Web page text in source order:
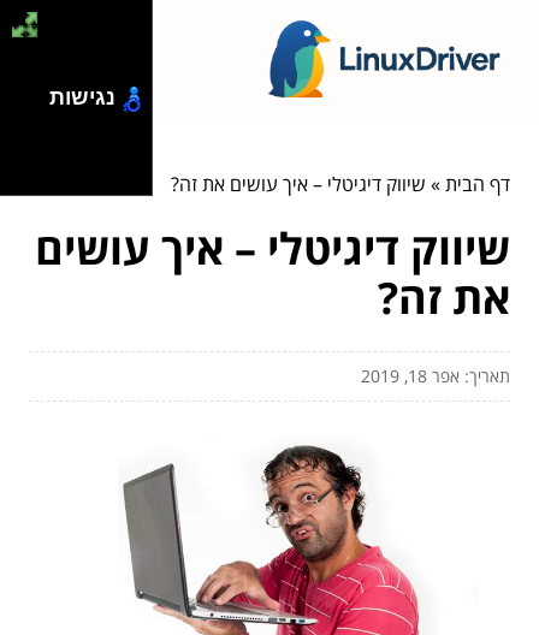
דף הבית» שיווק דיגיטלי – איך עושים את זה?
שיווק דיגיטלי – איך עושים
את זה?
תאריך: אפר 18, 2019
נגישות